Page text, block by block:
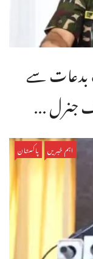
بدعات سے
جنرل ...
اہم خبریں پاکستان